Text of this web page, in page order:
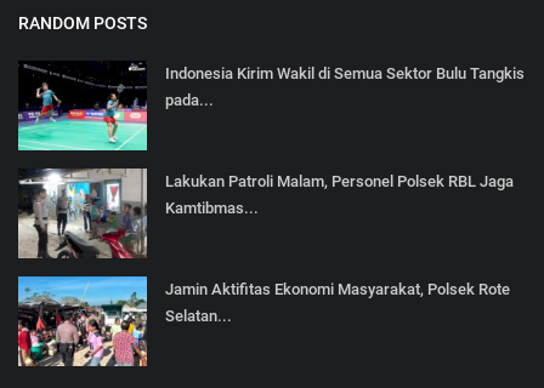
RANDOM POSTS
Indonesia Kirim Wakil di Semua Sektor Bulu Tangkis
pada...
Lakukan Patroli Malam, Personel Polsek RBL Jaga
Kamtibmas...
Jamin Aktifitas Ekonomi Masyarakat, Polsek Rote
Selatan...